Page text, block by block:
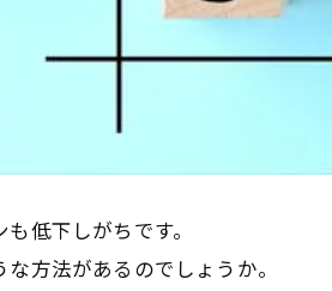
低下しがちです。
方法があるのでしょうか。